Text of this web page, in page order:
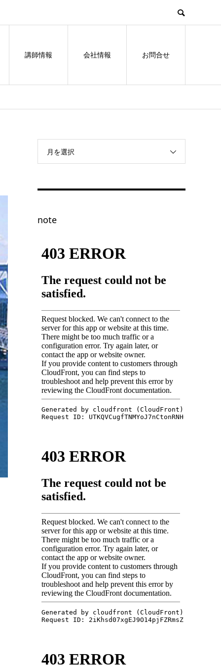
講師情報 会社情報 お問合せ
月を選択
note